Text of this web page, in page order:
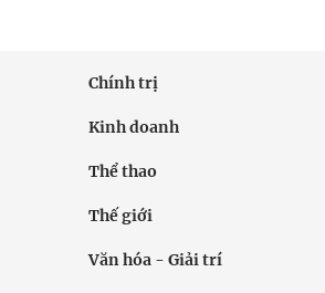
Chính trị
Kinh doanh
Thể thao
Thế giới
Văn hóa - Giải trí